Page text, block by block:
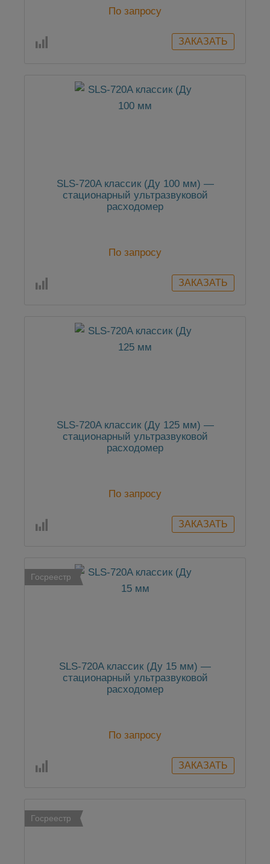
По запросу
SLS-720A классик (Ду 100 мм) —
стационарный ультразвуковой
расходомер
По запросу
SLS-720A классик (Ду 125 мм) —
стационарный ультразвуковой
расходомер
По запросу
Госреестр
SLS-720A классик (Ду 15 мм) —
стационарный ультразвуковой
расходомер
По запросу
Госреестр